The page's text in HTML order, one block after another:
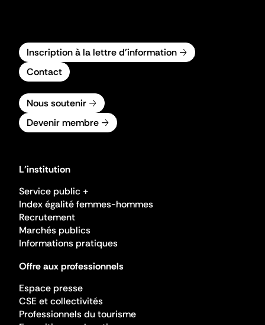
Inscription à la lettre d'information
Contact
Nous soutenir
Devenir membre
L'institution
Service public +
Index égalité femmes-hommes
Recrutement
Marchés publics
Informations pratiques
Offre aux professionnels
Espace presse
CSE et collectivités
Professionnels du tourisme